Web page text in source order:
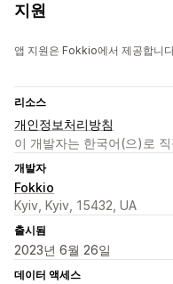
지원
앱 지원은 Fokkio에서 제공합니
리소스
개인정보처리방침
이 개발자는 한국어(으)로
개발자
Fokkio
Kyiv, Kyiv, 15432, UA
출시됨
2023년 6월 26일
데이터 액세스